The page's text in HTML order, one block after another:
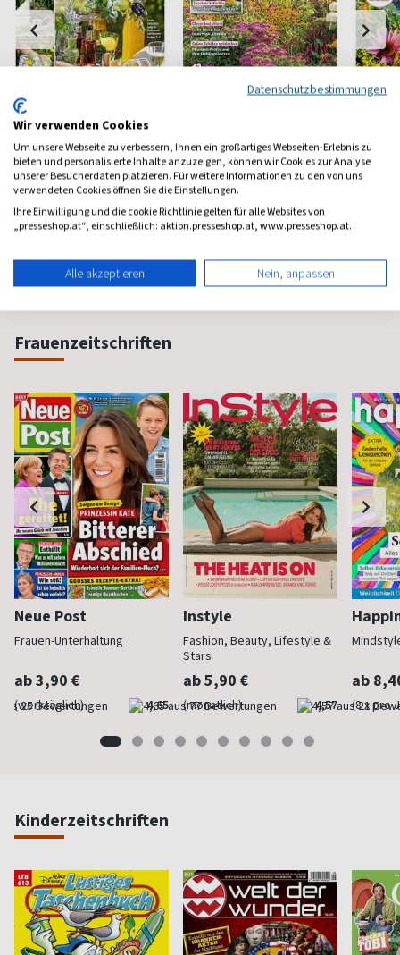
Landapotheke
Heilen nach alter Tradition
ab 6,70 €
(quartalsweise) 4,84
Mein schöner Garten
Europas größtes
Gartenmagazin
ab 5,90 €
(monatlich) 4,55
Land
Frauenzeitschriften
Neue Post
Frauen-Unterhaltung
ab 3,90 €
(werktäglich) 4,65
Instyle
Fashion, Beauty, Lifestyle &
Stars
ab 5,90 €
(monatlich) 4,57
ab
(8 x pro
Kinderzeitschriften
Datenschutzbestimmungen
Wir verwenden Cookies
Um unsere Webseite zu verbessern, Ihnen ein großartiges Webseiten-Erlebnis zu
bieten und personalisierte Inhalte anzuzeigen, können wir Cookies zur Analyse
unserer Besucherdaten platzieren. Für weitere Informationen zu den von uns
verwendeten Cookies öffnen Sie die Einstellungen.
Ihre Einwilligung und die cookie Richtlinie gelten für alle Websites von
„presseshop.at“, einschließlich: aktion.presseshop.at, www.presseshop.at.
Alle akzeptieren Nein, anpassen